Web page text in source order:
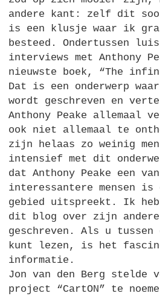
andere kant: zelf dit
is een klusje waar ik
besteed. Ondertussen
interviews met Anthony
nieuwste boek, “The
Dat is een onderwerp
wordt geschreven en
Anthony Peake allemaal
ook niet allemaal te
zijn helaas zo weinig
intensief met dit
dat Anthony Peake een
interessantere mensen
gebied uitspreekt. Ik
dit blog over zijn andere
geschreven. Als u tussen
kunt lezen, is het
informatie.
Jon van den Berg stelde
project “CartON” te